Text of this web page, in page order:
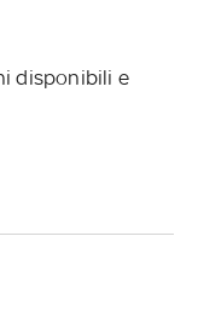
disponibili e